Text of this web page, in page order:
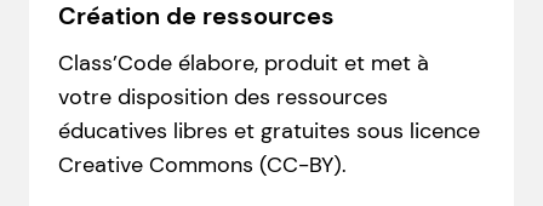
Création de ressources
Class’Code élabore, produit et met à
votre disposition des ressources
éducatives libres et gratuites sous licence
Creative Commons (CC-BY).